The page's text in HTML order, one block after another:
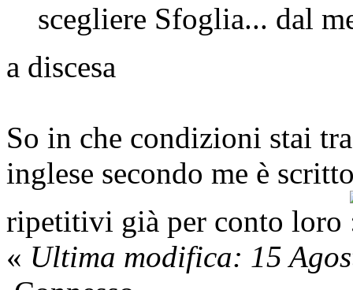
scegliere Sfoglia... dal
a discesa
So in che condizioni stai
inglese secondo me è
ripetitivi già per conto loro
« Ultima modifica: 15